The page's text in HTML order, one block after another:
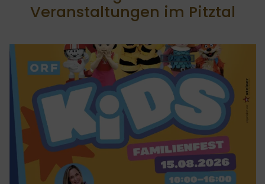
Veranstaltungen im Pitztal